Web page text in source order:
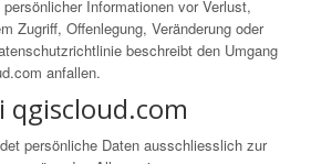
Informationen vor Verlust,
Zugriff, Offenlegung, Veränderung oder
beschreibt den Umgang
anfallen.
qgiscloud.com
persönliche Daten ausschliesslich zur